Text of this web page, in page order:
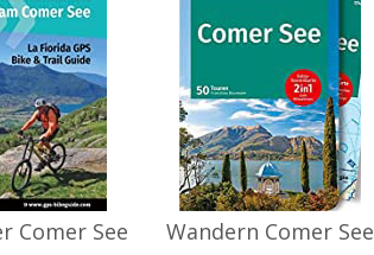
Comer See Wandern Comer See